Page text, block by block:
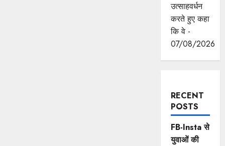
उत्साहवर्धन
करते हुए कहा
कि वे -
07/08/2026
RECENT
POSTS
FB-Insta से
युवाओं की